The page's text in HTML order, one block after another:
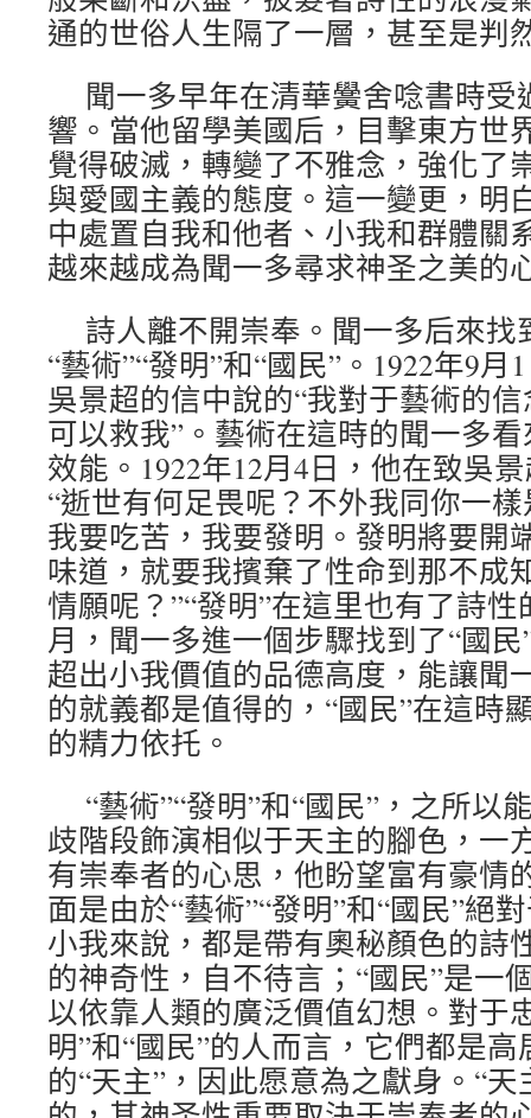
通的世俗人生隔了一層，甚至是判
聞一多早年在清華黌舍唸書時
響。當他留學美國后，目擊東方世
覺得破滅，轉變了不雅念，強化了
與愛國主義的態度。這一變更，明
中處置自我和他者、小我和群體關
越來越成為聞一多尋求神圣之美的
詩人離不開崇奉。聞一多后來
“藝術”“發明”和“國民”。1922年9
吳景超的信中說的“我對于藝術的
可以救我”。藝術在這時的聞一多
效能。1922年12月4日，他在致吳
“逝世有何足畏呢？不外我同你一
我要吃苦，我要發明。發明將要開
味道，就要我擯棄了性命到那不成
情願呢？”“發明”在這里也有了詩
月，聞一多進一個步驟找到了“國民
超出小我價值的品德高度，能讓聞
的就義都是值得的，“國民”在這時
的精力依托。
“藝術”“發明”和“國民”，之所以
歧階段飾演相似于天主的腳色，一
有崇奉者的心思，他盼望富有豪情
面是由於“藝術”“發明”和“國民”絕
小我來說，都是帶有奧秘顏色的詩
的神奇性，自不待言；“國民”是一
以依靠人類的廣泛價值幻想。對于
明”和“國民”的人而言，它們都是
的“天主”，因此愿意為之獻身。“